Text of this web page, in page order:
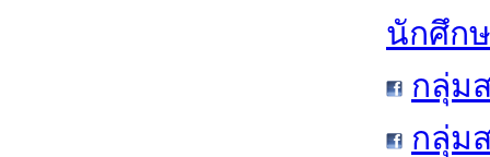
นักศึก
กลุ่ม
กลุ่ม